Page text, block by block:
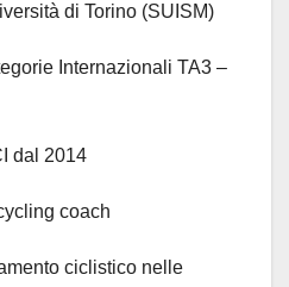
di Torino (SUISM)
Internazionali TA3 –
dal 2014
coach
ciclistico nelle